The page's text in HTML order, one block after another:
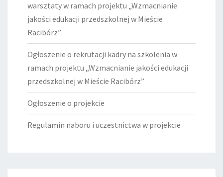
warsztaty w ramach projektu „Wzmacnianie
jakości edukacji przedszkolnej w Mieście
Racibórz”
Ogłoszenie o rekrutacji kadry na szkolenia w
ramach projektu „Wzmacnianie jakości edukacji
przedszkolnej w Mieście Racibórz”
Ogłoszenie o projekcie
Regulamin naboru i uczestnictwa w projekcie